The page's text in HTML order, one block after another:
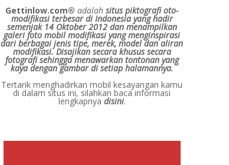
Gettinlow.com® adalahsitus piktografi oto-
modifikasi terbesar di Indonesia yang hadir
semenjak 14 Oktober 2012 dan menampilkan
galeri foto mobil modifikasi yang menginspirasi
dari berbagai jenis tipe, merek, model dan aliran
modifikasi. Disajikan secara khusus secara
fotografi sehingga menawarkan tontonan yang
kaya dengan gambar di setiap halamannya.
Tertarik menghadirkan mobil kesayangan kamu
di dalam situs ini, silahkan baca informasi
lengkapnya disini.